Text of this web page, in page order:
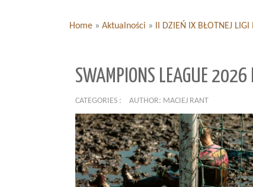
Home » Aktualności » II DZIEŃ IX BŁOTNEJ
SWAMPIONS LEAGUE
CATEGORIES : AUTHOR: MACIEJ RANT